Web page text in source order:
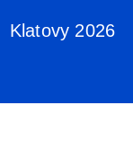
Klatovy 2026